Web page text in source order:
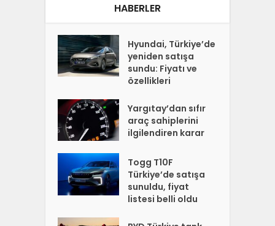
HABERLER
Hyundai, Türkiye’de
yeniden satışa
sundu: Fiyatı ve
özellikleri
Yargıtay’dan sıfır
araç sahiplerini
ilgilendiren karar
Togg T10F
Türkiye’de satışa
sunuldu, fiyat
listesi belli oldu